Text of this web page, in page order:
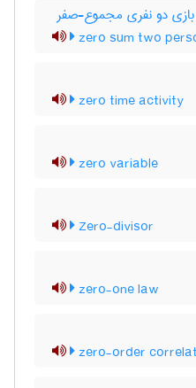
دو نفری مجموع-صفر
zero sum two
zero time activity
zero variable
Zero-divisor
zero-one law
zero-order